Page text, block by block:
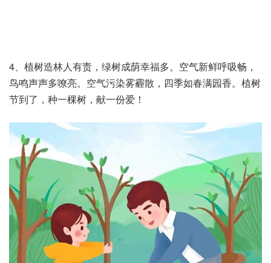
4、植树造林人有责，绿树成荫幸福多。空气新鲜呼吸畅，
鸟鸣声声多嘹亮。空气污染雾霾散，四季如春满园香。植树
节到了，种一棵树，献一份爱！